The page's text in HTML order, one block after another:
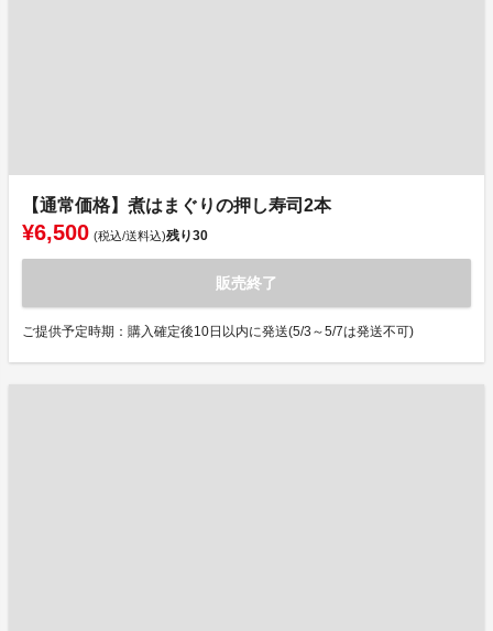
【通常価格】煮はまぐりの押し寿司2本
¥6,500 (税込/送料込)残り30
販売終了
ご提供予定時期：購入確定後10日以内に発送(5/3～5/7は発送不可)